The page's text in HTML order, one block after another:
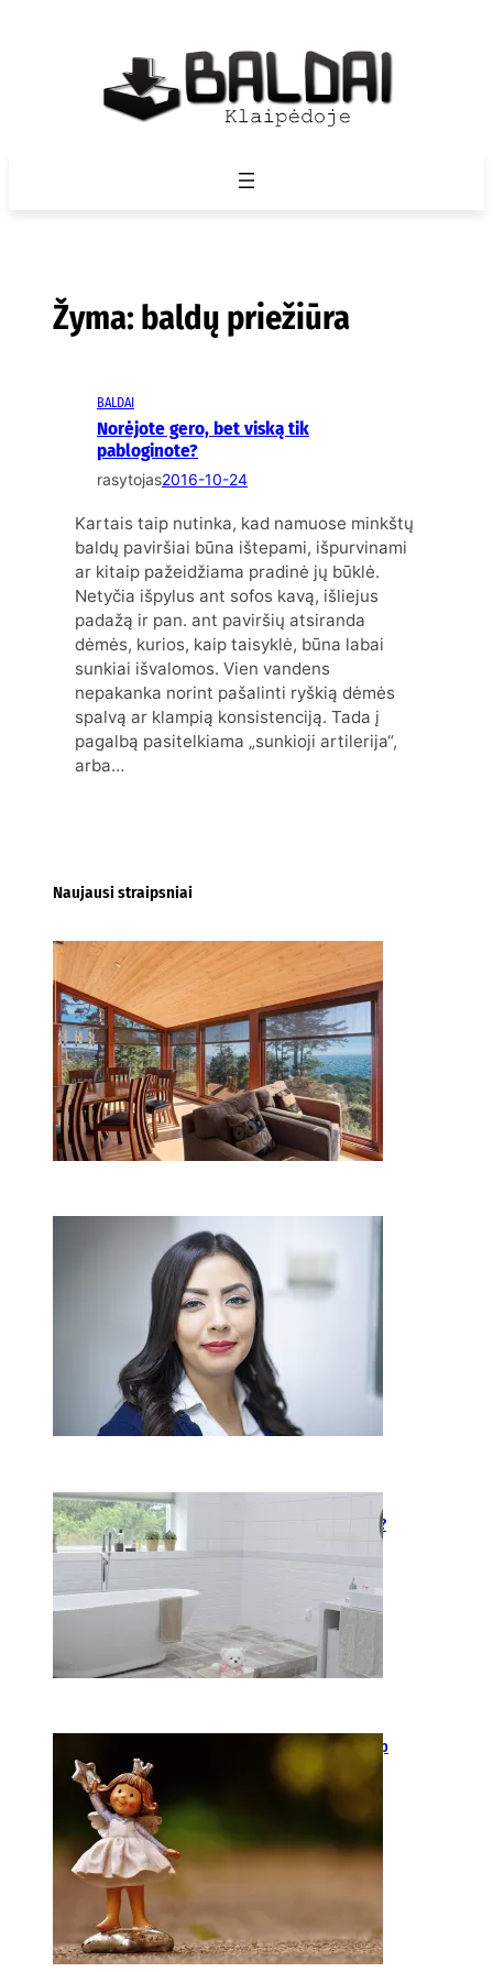
Žyma: baldų priežiūra
BALDAI
Norėjote gero, bet viską tik
pabloginote?
rasytojas2016-10-24
Kartais taip nutinka, kad namuose minkštų
baldų paviršiai būna ištepami, išpurvinami
ar kitaip pažeidžiama pradinė jų būklė.
Netyčia išpylus ant sofos kavą, išliejus
padažą ir pan. ant paviršių atsiranda
dėmės, kurios, kaip taisyklė, būna labai
sunkiai išvalomos. Vien vandens
nepakanka norint pašalinti ryškią dėmės
spalvą ar klampią konsistenciją. Tada į
pagalbą pasitelkiama „sunkioji artilerija“,
arba…
Naujausi straipsniai
Kur nusipirkti medines
žaliuzes Klaipėdoje?
2026-08-01
Kaip miegamojo atmosfera
veikia odos senėjimą?
2026-06-01
neįgaliojo vežimėliui vonią?
2026-05-12
Keramika kasdienybėje: kaip
požiūrį į namų estetiką